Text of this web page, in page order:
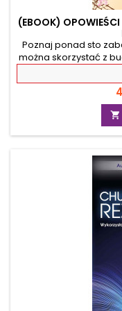
(EBOOK)
Poznaj ponad sto
można skorzystać z
wyznania! Dzięki
poddawać i
bezkonfliktowe
rodziny. Poznasz
wyzwiskami bądź
satysfakcji,
